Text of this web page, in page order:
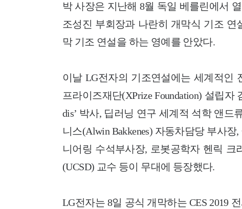
박 사장은 지난해 8월 독일 베를린에서
조성진 부회장과 나란히 개막식 기조 연
막 기조 연설을 하는 영예를 안았다.
이날 LG전자의 기조연설에는 세계적인
프라이즈재단(XPrize Foundation) 설립
dis’ 박사, 딥러닝 연구 세계적 석학 앤드
니스(Alwin Bakkenes) 자동차담당 부사장
니어링 수석부사장, 로봇공학자 헨릭 크
(UCSD) 교수 등이 무대에 등장했다.
LG전자는 8일 공식 개막하는 CES 2019